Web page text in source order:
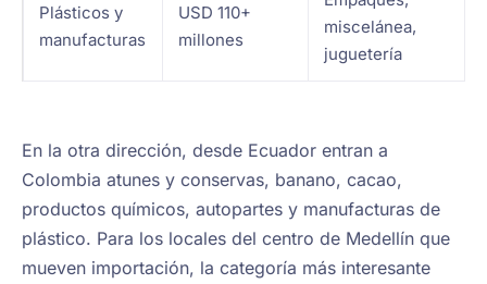
Plásticos y
manufacturas
USD 110+
millones
miscelánea,
juguetería
En la otra dirección, desde Ecuador entran a
Colombia atunes y conservas, banano, cacao,
productos químicos, autopartes y manufacturas de
plástico. Para los locales del centro de Medellín que
mueven importación, la categoría más interesante